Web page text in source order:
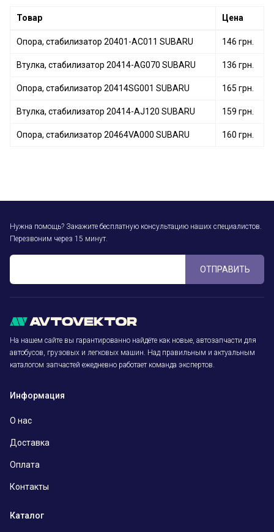
Товар Цена
Опора, стабилизатор 20401-AC011 SUBARU 146 грн.
Втулка, стабилизатор 20414-AG070 SUBARU 136 грн.
Опора, стабилизатор 20414SG001 SUBARU 165 грн.
Втулка, стабилизатор 20414-AJ120 SUBARU 159 грн.
Опора, стабилизатор 20464VA000 SUBARU 160 грн.
Нужна помощь? Закажите бесплатную консультацию наших специалистов.
Перезвоним через 15 минут.
ОТПРАВИТЬ
На нашем сайте вы гарантированно найдёте как новые, автозапчасти для
автобусов, грузовых и легковых машин. Над правильным и актуальным
каталогом запчастей ежедневно работает команда экспертов.
Информация
О нас
Доставка
Оплата
Контакты
Каталог